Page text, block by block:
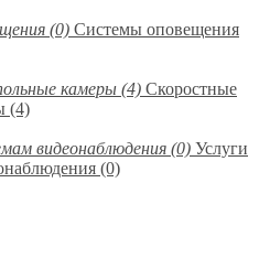
Системы оповещения
Скоростные
(4)
Услуги
(0)